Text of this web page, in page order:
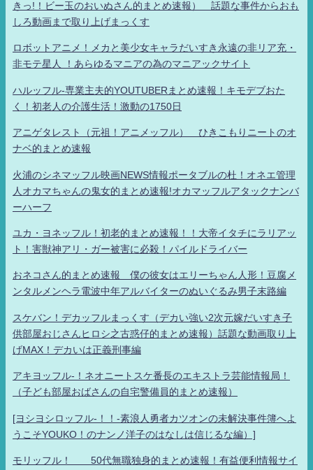
きっ!！ビー玉のおいぬさん的まとめ速報） 話題な事件からおも
しろ動画まで取り上げまっくす
ロボットアニメ！メカと美少女キャラだいすき永遠の非リア充・
非モテ星人 ！あらゆるマニアの為のマニアックサイト
ハルッフル-専業主夫的YOUTUBERまとめ速報！キモデブおた
く！初老人の介護生活！激動の1750日
アニゲタレスト（元祖！アニメッフル） ひきこもりニートのオ
ナベ的まとめ速報
火浦のシネマッフル映画NEWS情報ポータブルの杜！オネエ管理
人オカマちゃんの鬼女的まとめ速報!オカマッフルアタックナンバ
ーハーフ
ユカ・ヨネッフル！初老的まとめ速報！！大帝イタチにラリアッ
ト！害獣神アリ・ガー被害に必殺！パイルドライバー
おネコさん的まとめ速報 僕の彼女はエリーちゃん人形！豆腐メ
ンタルメンヘラ電波中年アルバイターのぬいぐるみ男子末路編
スケバン！デカッフルまっくす（デカい強い2次元嫁だいすき子
供部屋おじさんヒロシ之古惑仔的まとめ速報）話題な動画取り上
げMAX！デカいは正義刑事編
アキヨッフル-！ネオニートスケ番長のエキストラ芸能情報局！
（子ども部屋おばさんの自宅警備員的まとめ速報）
[ヨシヨシロッフル-！！-素浪人勇者カツオンの未解決事件簿へよ
うこそYOUKO！のナンノ洋子のはなしは信じるな編）]
モリッフル！ 50代無職独身的まとめ速報！有益便利情報サイ